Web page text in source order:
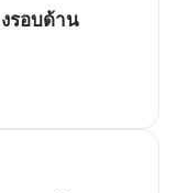
รอบด้าน